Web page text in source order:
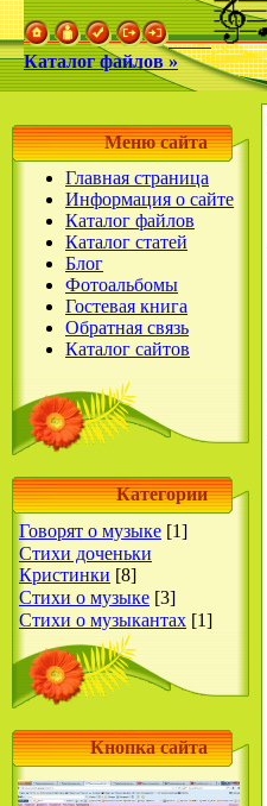
Каталог файлов »
Меню сайта
Главная страница
Информация о сайте
Каталог файлов
Каталог статей
Блог
Фотоальбомы
Гостевая книга
Обратная связь
Каталог сайтов
Категории
Говорят о музыке [1]
Стихи доченьки
Кристинки [8]
Стихи о музыке [3]
Стихи о музыкантах [1]
Кнопка сайта